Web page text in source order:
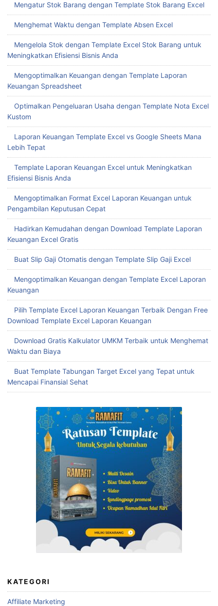
Mengatur Stok Barang dengan Template Stok Barang Excel
Menghemat Waktu dengan Template Absen Excel
Mengelola Stok dengan Template Excel Stok Barang untuk
Meningkatkan Efisiensi Bisnis Anda
Mengoptimalkan Keuangan dengan Template Laporan
Keuangan Spreadsheet
Optimalkan Pengeluaran Usaha dengan Template Nota Excel
Kustom
Laporan Keuangan Template Excel vs Google Sheets Mana
Lebih Tepat
Template Laporan Keuangan Excel untuk Meningkatkan
Efisiensi Bisnis Anda
Mengoptimalkan Format Excel Laporan Keuangan untuk
Pengambilan Keputusan Cepat
Hadirkan Kemudahan dengan Download Template Laporan
Keuangan Excel Gratis
Buat Slip Gaji Otomatis dengan Template Slip Gaji Excel
Mengoptimalkan Keuangan dengan Template Excel Laporan
Keuangan
Pilih Template Excel Laporan Keuangan Terbaik Dengan Free
Download Template Excel Laporan Keuangan
Download Gratis Kalkulator UMKM Terbaik untuk Menghemat
Waktu dan Biaya
Buat Template Tabungan Target Excel yang Tepat untuk
Mencapai Finansial Sehat
KATEGORI
Affiliate Marketing